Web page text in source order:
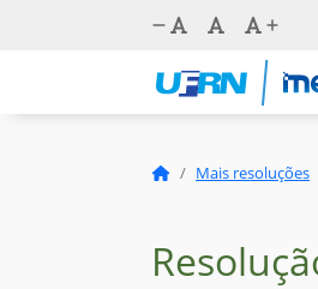
Mais resoluções